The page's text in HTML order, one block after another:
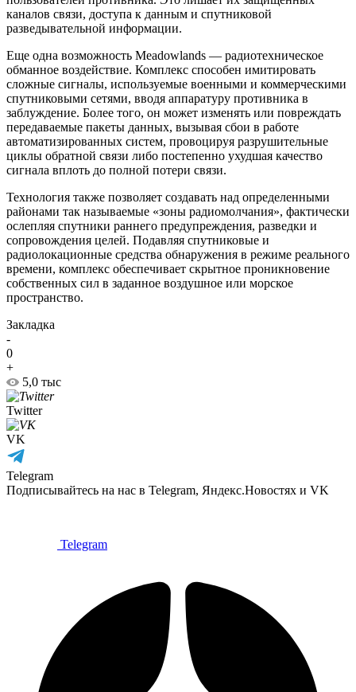
каналов связи, доступа к данным и спутниковой
разведывательной информации.
Еще одна возможность Meadowlands — радиотехническое
обманное воздействие. Комплекс способен имитировать
сложные сигналы, используемые военными и коммерческими
спутниковыми сетями, вводя аппаратуру противника в
заблуждение. Более того, он может изменять или повреждать
передаваемые пакеты данных, вызывая сбои в работе
автоматизированных систем, провоцируя разрушительные
циклы обратной связи либо постепенно ухудшая качество
сигнала вплоть до полной потери связи.
Технология также позволяет создавать над определенными
районами так называемые «зоны радиомолчания», фактически
ослепляя спутники раннего предупреждения, разведки и
сопровождения целей. Подавляя спутниковые и
радиолокационные средства обнаружения в режиме реального
времени, комплекс обеспечивает скрытное проникновение
собственных сил в заданное воздушное или морское
пространство.
Закладка
-
0
+
5,0 тыс
Twitter
VK
Telegram
Подписывайтесь на нас в Telegram, Яндекс.Новостях и VK
Telegram